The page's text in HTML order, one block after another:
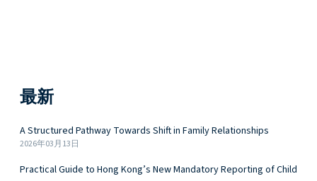
最新
A Structured Pathway Towards Shift in Family Relationships
2026年03月13日
Practical Guide to Hong Kong’s New Mandatory Reporting of Child